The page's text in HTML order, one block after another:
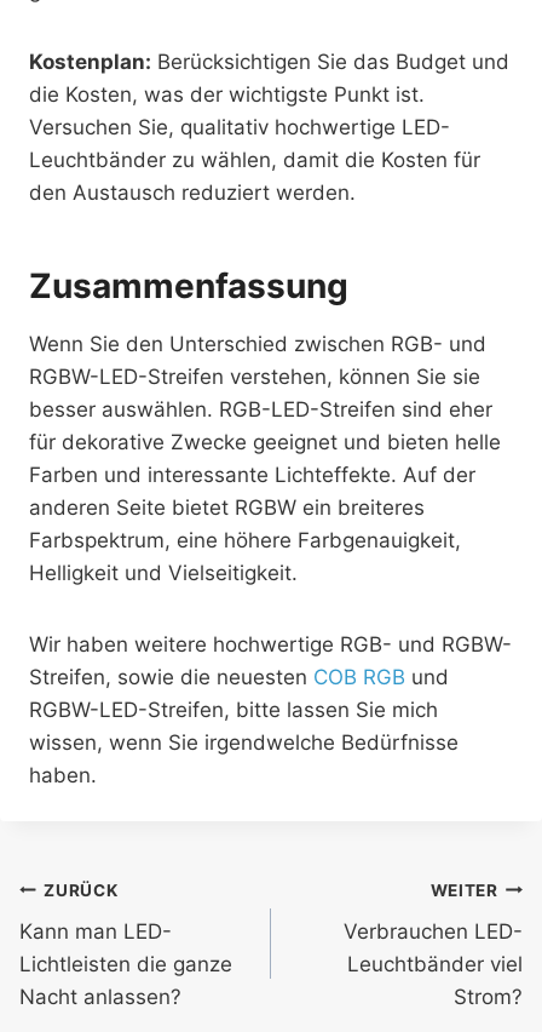
Kostenplan: Berücksichtigen Sie das Budget und
die Kosten, was der wichtigste Punkt ist.
Versuchen Sie, qualitativ hochwertige LED-
Leuchtbänder zu wählen, damit die Kosten für
den Austausch reduziert werden.
Zusammenfassung
Wenn Sie den Unterschied zwischen RGB- und
RGBW-LED-Streifen verstehen, können Sie sie
besser auswählen. RGB-LED-Streifen sind eher
für dekorative Zwecke geeignet und bieten helle
Farben und interessante Lichteffekte. Auf der
anderen Seite bietet RGBW ein breiteres
Farbspektrum, eine höhere Farbgenauigkeit,
Helligkeit und Vielseitigkeit.
Wir haben weitere hochwertige RGB- und RGBW-
Streifen, sowie die neuesten COB RGB und
RGBW-LED-Streifen, bitte lassen Sie mich
wissen, wenn Sie irgendwelche Bedürfnisse
haben.
ZURÜCK
Kann man LED-
Lichtleisten die ganze
Nacht anlassen?
WEITER
Verbrauchen LED-
Leuchtbänder viel
Strom?